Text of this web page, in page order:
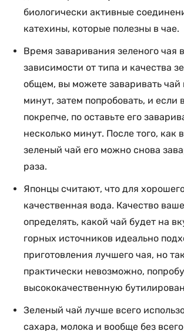
биологически активные
катехины, которые полезны в чае.
Время заваривания зеленого чая
зависимости от типа и качества
общем, вы можете заваривать чай
минут, затем попробовать, и если
покрепче, по оставьте его
несколько минут. После того, как
зеленый чай его можно снова
раза.
Японцы считают, что для
качественная вода. Качество
определять, какой чай будет на
горных источников идеально
приготовления лучшего чая, но
практически невозможно,
высококачественную
Зеленый чай лучше всего
сахара, молока и вообще без